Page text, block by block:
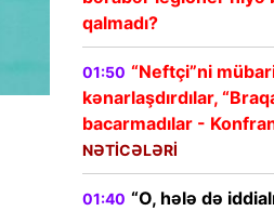
qalmadı?
01:50 “Neftçi”ni
kənarlaşdırdılar,
bacarmadılar -
NƏTİCƏLƏRİ
01:40 “O, hələ də